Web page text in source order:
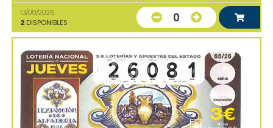
13/08/2026
2 DISPONIBLES 0